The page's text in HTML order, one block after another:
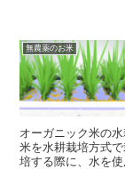
無農薬のお米
オーガニック米の
米を水耕栽培方式
培する際に、水を